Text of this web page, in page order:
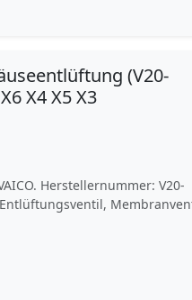
(V20-
X4 X5 X3
Herstellernummer: V20-